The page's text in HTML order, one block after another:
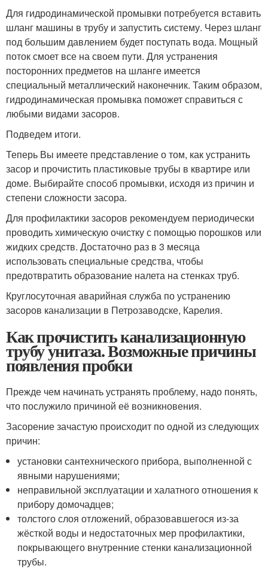
Для гидродинамической промывки потребуется вставить
шланг машины в трубу и запустить систему. Через шланг
под большим давлением будет поступать вода. Мощный
поток смоет все на своем пути. Для устранения
посторонних предметов на шланге имеется
специальный металлический наконечник. Таким образом,
гидродинамическая промывка поможет справиться с
любыми видами засоров.
Подведем итоги.
Теперь Вы имеете представление о том, как устранить
засор и прочистить пластиковые трубы в квартире или
доме. Выбирайте способ промывки, исходя из причин и
степени сложности засора.
Для профилактики засоров рекомендуем периодически
проводить химическую очистку с помощью порошков или
жидких средств. Достаточно раз в 3 месяца
использовать специальные средства, чтобы
предотвратить образование налета на стенках труб.
Круглосуточная аварийная служба по устранению
засоров канализации в Петрозаводске, Карелия.
Как прочистить канализационную
трубу унитаза. Возможные причины
появления пробки
Прежде чем начинать устранять проблему, надо понять,
что послужило причиной её возникновения.
Засорение зачастую происходит по одной из следующих
причин:
установки сантехнического прибора, выполненной с
явными нарушениями;
неправильной эксплуатации и халатного отношения к
прибору домочадцев;
толстого слоя отложений, образовавшегося из-за
жёсткой воды и недостаточных мер профилактики,
покрывающего внутренние стенки канализационной
трубы.